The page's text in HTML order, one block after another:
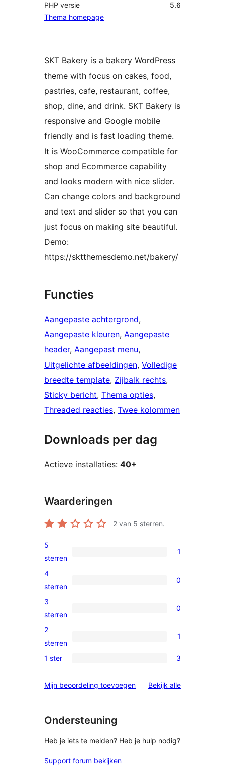
PHP versie
5.6
Thema homepage
SKT Bakery is a bakery WordPress
theme with focus on cakes, food,
pastries, cafe, restaurant, coffee,
shop, dine, and drink. SKT Bakery is
responsive and Google mobile
friendly and is fast loading theme.
It is WooCommerce compatible for
shop and Ecommerce capability
and looks modern with nice slider.
Can change colors and background
and text and slider so that you can
just focus on making site beautiful.
Demo:
https://sktthemesdemo.net/bakery/
Functies
Aangepaste achtergrond
Aangepaste kleuren, Aangepaste
header, Aangepast menu
Uitgelichte afbeeldingen, Volledige
breedte template, Zijbalk rechts
Sticky bericht, Thema opties
Threaded reacties, Twee kolommen
Downloads per dag
Actieve installaties: 40+
Waarderingen
2 van 5 sterren.
1
5
ster
5
sterren
1
0
4
sterren
4
sterren
0
0
3
sterren
3
sterren
0
1
2
beoordeling
2
sterren
1
3
sterren
1 ster 3
Mijn beoordeling toevoegen Bekijk alle
Ondersteuning
Heb je iets te melden? Heb je hulp nodig?
Support forum bekijken